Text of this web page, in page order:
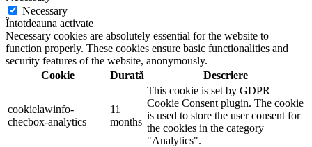
Necessary
Întotdeauna activate
Necessary cookies are absolutely essential for the website to
function properly. These cookies ensure basic functionalities and
security features of the website, anonymously.
Cookie
Durată Descriere
cookielawinfo-
checbox-analytics
11
months
This cookie is set by GDPR
Cookie Consent plugin. The cookie
is used to store the user consent for
the cookies in the category
"Analytics".